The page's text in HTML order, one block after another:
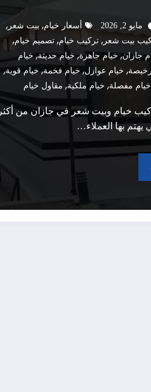
مايو 2, 2026 أسعار خيام, بيت شعر ,
بيت شعر , تركيب خيام, تصميم خيام,
جازان,خيام جاهزة, خيام حديثة, خيام
, خيام عوازل, خيام فخمة,خيام قوية,
خيام مفصلة, خيام ملكية, مقاول خيام
خيام وبيت شعر في جازان من أكثر
يهتم بها العملاء…